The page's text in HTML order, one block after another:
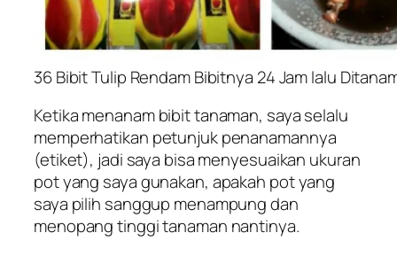
36 Bibit Tulip Rendam Bibitnya 24 Jam lalu
Ketika menanam bibit tanaman, saya selalu
memperhatikan petunjuk penanamannya
(etiket), jadi saya bisa menyesuaikan ukuran
pot yang saya gunakan, apakah pot yang
saya pilih sanggup menampung dan
menopang tinggi tanaman nantinya.